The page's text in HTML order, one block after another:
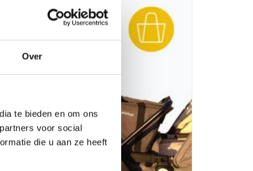
Over
te bieden en om ons
voor social
die u aan ze heeft
gebruikt kan worden. Het frame met
zitje of boodschappenmand monteer je op de duw
TOEVOEGEN AAN WINKELWAGEN